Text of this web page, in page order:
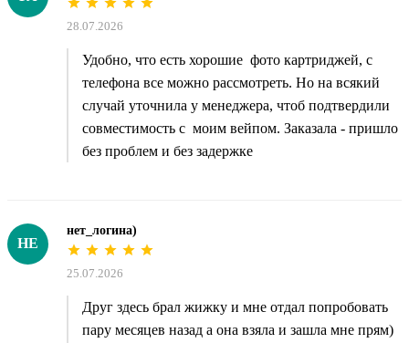
28.07.2026
Удобно, что есть хорошие фото картриджей, с
телефона все можно рассмотреть. Но на всякий
случай уточнила у менеджера, чтоб подтвердили
совместимость с моим вейпом. Заказала - пришло
без проблем и без задержке
НЕ
нет_логина)
25.07.2026
Друг здесь брал жижку и мне отдал попробовать
пару месяцев назад а она взяла и зашла мне прям)